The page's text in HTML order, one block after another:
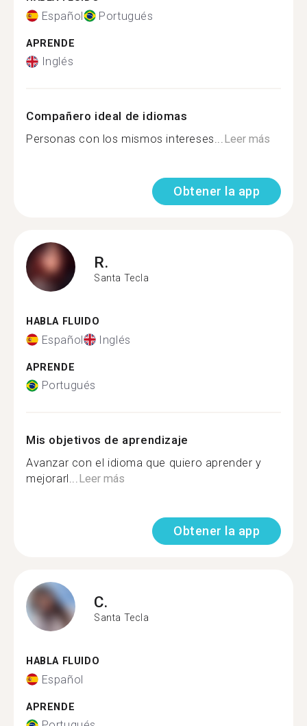
Español Portugués
APRENDE
Inglés
Compañero ideal de idiomas
Personas con los mismos intereses...Leer más
Obtener la app
R.
Santa Tecla
HABLA FLUIDO
Español Inglés
APRENDE
Portugués
Mis objetivos de aprendizaje
Avanzar con el idioma que quiero aprender y
mejorarl...Leer más
Obtener la app
C.
Santa Tecla
HABLA FLUIDO
Español
APRENDE